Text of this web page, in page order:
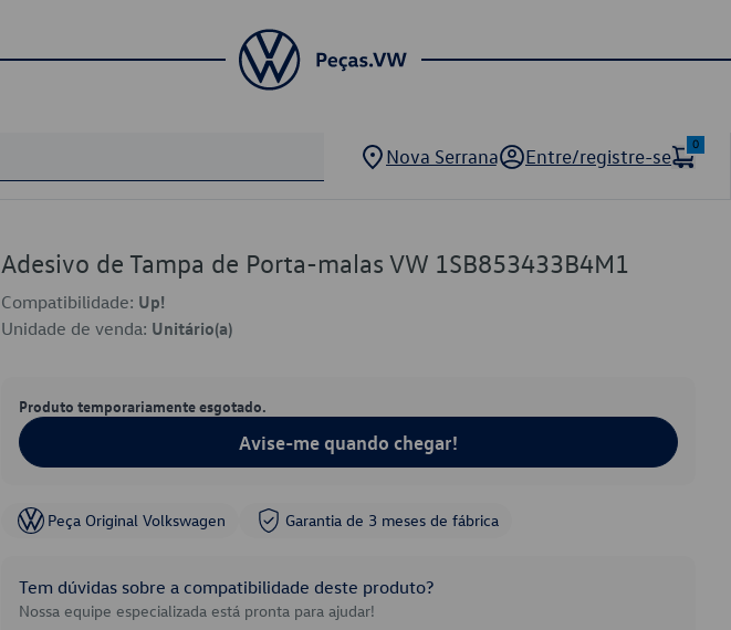
Nova Serrana Entre/registre-se
0
Adesivo de Tampa de Porta-malas VW 1SB853433B4M1
Compatibilidade: Up!
Unidade de venda: Unitário(a)
Produto temporariamente esgotado.
Avise-me quando chegar!
Peça Original Volkswagen Garantia de 3 meses de fábrica
Tem dúvidas sobre a compatibilidade deste produto?
Nossa equipe especializada está pronta para ajudar!